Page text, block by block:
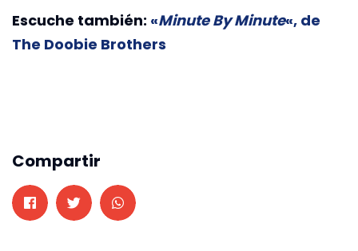
Escuche también: «Minute By Minute«, de
The Doobie Brothers
Compartir